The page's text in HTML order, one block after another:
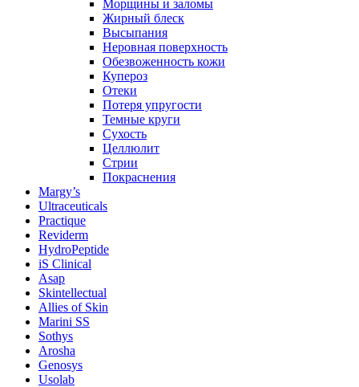
Морщины и заломы
Жирный блеск
Высыпания
Неровная поверхность
Обезвоженность кожи
Купероз
Отеки
Потеря упругости
Темные круги
Сухость
Целлюлит
Стрии
Покраснения
Margy’s
Ultraceuticals
Practique
Reviderm
HydroPeptide
iS Clinical
Asap
Skintellectual
Allies of Skin
Marini SS
Sothys
Arosha
Genosys
Usolab